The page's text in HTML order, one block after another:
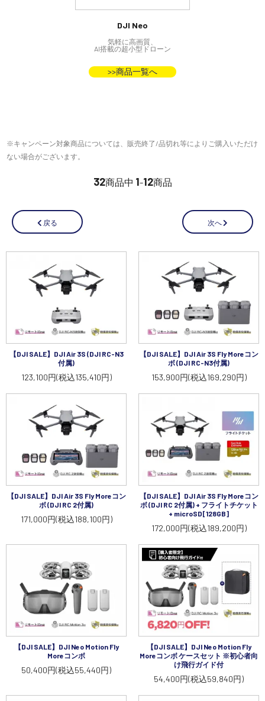
DJI Neo
気軽に高画質、
AI搭載の超小型ドローン
>>商品一覧へ
※キャンペーン対象商品については、販売終了/品切れ等によりご購入いただけ
ない場合がございます。
32商品中 1-12商品
戻る 次へ
【DJI SALE】DJI Air 3S (DJI RC-N3
付属)
123,100円(税込135,410円)
【DJI SALE】DJI Air 3S Fly Moreコン
ボ (DJI RC-N3付属)
153,900円(税込169,290円)
【DJI SALE】DJI Air 3S Fly Moreコン
ボ (DJI RC 2付属)
171,000円(税込188,100円)
【DJI SALE】DJI Air 3S Fly Moreコン
ボ (DJI RC 2付属) + フライトチケット
+ microSD[128GB]
172,000円(税込189,200円)
【DJI SALE】DJI Neo Motion Fly
Moreコンボ
50,400円(税込55,440円)
【DJI SALE】DJI Neo Motion Fly
Moreコンボ ケースセット ※初心者向
け飛行ガイド付
54,400円(税込59,840円)